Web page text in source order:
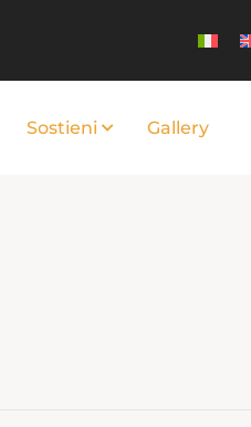
Sostieni Gallery